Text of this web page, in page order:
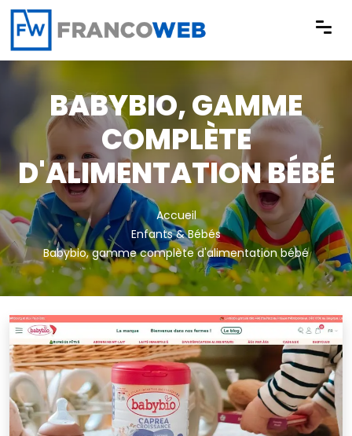
Panneau de gestion des cookies
BABYBIO, GAMME
COMPLÈTE
D'ALIMENTATION BÉBÉ
Accueil
Enfants & Bébés
Babybio, gamme complète d'alimentation bébé